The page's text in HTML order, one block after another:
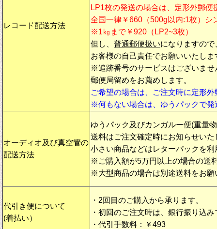
レコード配送方法
LP1枚の発送の場合は、定形外郵便
全国一律￥660（500g以内:1枚）シ
※1㎏まで￥920（LP2~3枚）
但し、 普通郵便扱いになりますの
お客様の自己責任でお願いいたしま
※追跡番号のサービスはございませ
郵便局留めをお薦めします。
ご希望の場合は、ご注文時に定形
※何もない場合は、ゆうパックで発
オーディオ及び真空管の
配送方法
ゆうパック及びカンガルー便(重量
送料はご注文確定時にお知らせいた
小さい商品などはレターパックを利
※ご購入額が5万円以上の場合の送
※大型商品の場合は別途送料をお願
代引き便について
(着払い）
・2回目のご購入から承ります。
・初回のご注文時は、銀行振り込
・代引手数料：￥493